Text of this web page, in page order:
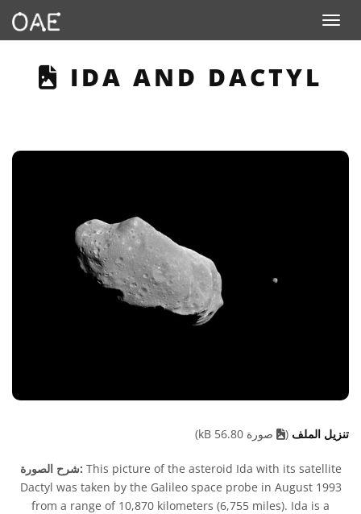
Toggle navigation
THIS PAGE
IDA AND DACTYL
تنزيل الملف ( صورة 56.80 kB)
شرح الصورة: This picture of the asteroid Ida with its satellite
Dactyl was taken by the Galileo space probe in August 1993
from a range of 10,870 kilometers (6,755 miles). Ida is a